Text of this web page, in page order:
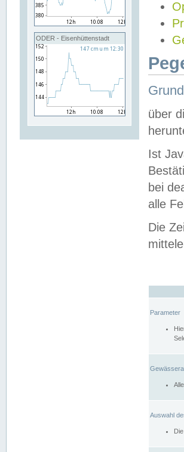
ODER - Eisenhüttenstadt
über
Ist
bei
alle
Die
Parameter
Auswahl